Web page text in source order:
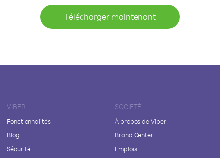
Télécharger maintenant
VIBER
Fonctionnalités
Blog
Sécurité
SOCIÉTÉ
À propos de Viber
Brand Center
Emplois